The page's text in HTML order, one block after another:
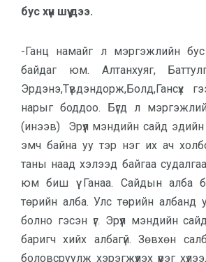
бус хүн шүү дээ.
-Ганц намайг л мэргэжлийн
байдаг юм. Алтанхуяг,
Эрдэнэ,Түвдэндорж,Болд,Гансүх
нарыг боддоо. Бүгд л
(инээв) Эрүүл мэндийн сайд эдийн
эмч байна уу тэр нэг их ач
таны наад хэлээд байгаа
юм биш үү Ганаа. Сайдын алба
төрийн алба. Улс төрийн албанд
болно гэсэн үг. Эрүүл мэндийн
баригч хийх албагүй. Зөвхөн
боловсруулж хэрэгжүүлэх үүрэг